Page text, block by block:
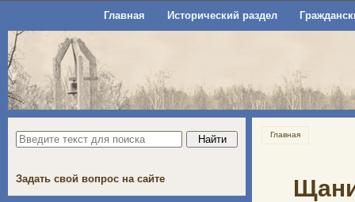
Главная Исторический раздел
Главная
Задать свой вопрос на сайте